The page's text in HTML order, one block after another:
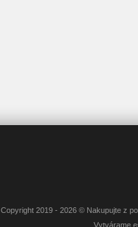
Copyright 2019 - 2026 © Nakupujte z
Vytvárame